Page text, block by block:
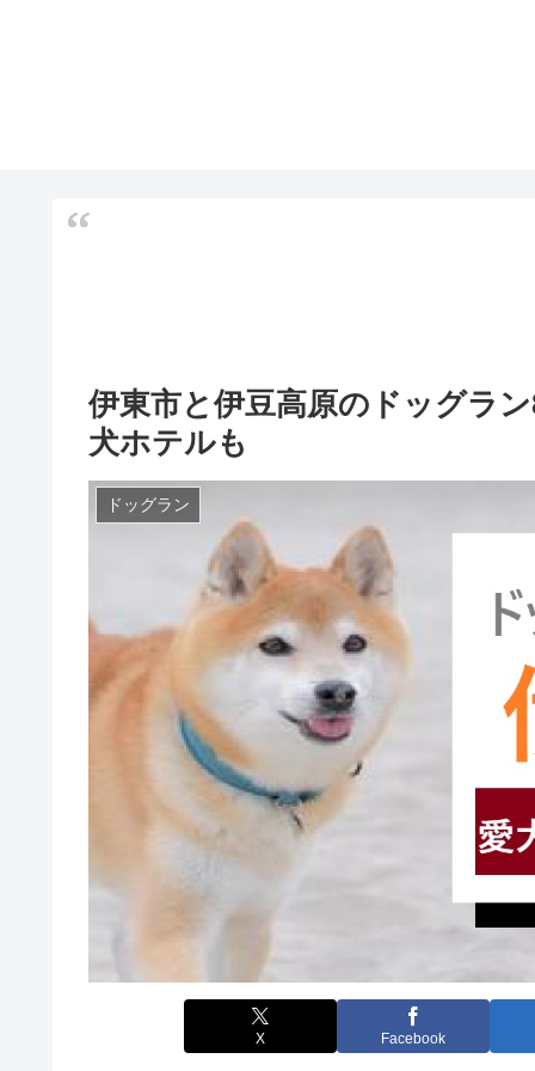
伊東市と伊豆高原のドッグラ
犬ホテルも
ドッグラン
X Facebook